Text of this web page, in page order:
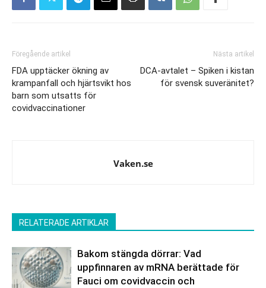
Föregående artikel
FDA upptäcker ökning av
krampanfall och hjärtsvikt hos
barn som utsatts för
covidvaccinationer
Nästa artikel
DCA-avtalet – Spiken i kistan
för svensk suveränitet?
Vaken.se
RELATERADE ARTIKLAR
Bakom stängda dörrar: Vad
uppfinnaren av mRNA berättade för
Fauci om covidvaccin och